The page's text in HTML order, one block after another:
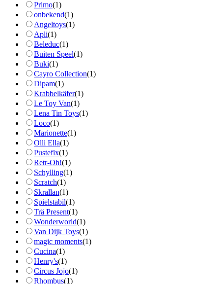
Primo(1)
onbekend(1)
Angeltoys(1)
Apli(1)
Beleduc(1)
Buiten Speel(1)
Buki(1)
Cayro Collection(1)
Dipam(1)
Krabbelkäfer(1)
Le Toy Van(1)
Lena Tin Toys(1)
Loco(1)
Marionette(1)
Olli Ella(1)
Pustefix(1)
Retr-Oh!(1)
Schylling(1)
Scratch(1)
Skrallan(1)
Spielstabil(1)
Trä Present(1)
Wonderworld(1)
Van Dijk Toys(1)
magic moments(1)
Cucina(1)
Henry's(1)
Circus Jojo(1)
Rhombus(1)